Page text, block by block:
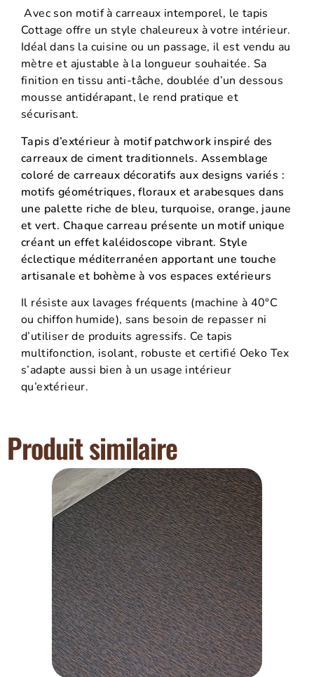
Avec son motif à carreaux intemporel, le tapis
Cottage offre un style chaleureux à votre intérieur.
Idéal dans la cuisine ou un passage, il est vendu au
mètre et ajustable à la longueur souhaitée. Sa
finition en tissu anti-tâche, doublée d’un dessous
mousse antidérapant, le rend pratique et
sécurisant.
Tapis d’extérieur à motif patchwork inspiré des
carreaux de ciment traditionnels. Assemblage
coloré de carreaux décoratifs aux designs variés :
motifs géométriques, floraux et arabesques dans
une palette riche de bleu, turquoise, orange, jaune
et vert. Chaque carreau présente un motif unique
créant un effet kaléidoscope vibrant. Style
éclectique méditerranéen apportant une touche
artisanale et bohème à vos espaces extérieurs
Il résiste aux lavages fréquents (machine à 40°C
ou chiffon humide), sans besoin de repasser ni
d’utiliser de produits agressifs. Ce tapis
multifonction, isolant, robuste et certifié Oeko Tex
s’adapte aussi bien à un usage intérieur
qu’extérieur.
Produit similaire